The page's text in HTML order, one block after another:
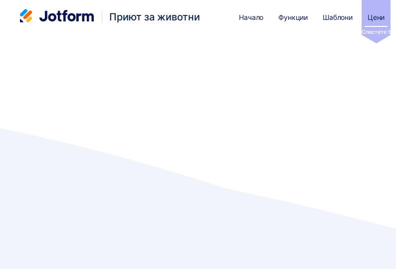
Приют за животни Начало Функции Шаблони Цени
Спестете 50%